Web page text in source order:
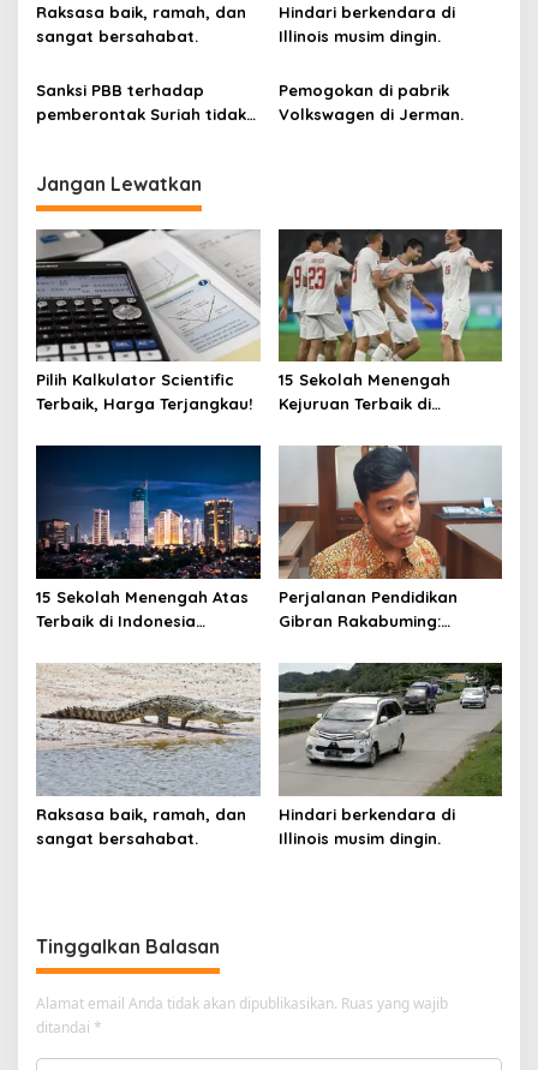
s
Raksasa baik, ramah, dan
sangat bersahabat.
Hindari berkendara di
Illinois musim dingin.
Sanksi PBB terhadap
pemberontak Suriah tidak
Pemogokan di pabrik
Volkswagen di Jerman.
Jangan Lewatkan
Pilih Kalkulator Scientific
Terbaik, Harga Terjangkau!
15 Sekolah Menengah
Kejuruan Terbaik di
Hasil Ujian Tulis Berbasis
Komputer
15 Sekolah Menengah Atas
Terbaik di Indonesia
Perjalanan Pendidikan
Gibran Rakabuming:
Raksasa baik, ramah, dan
sangat bersahabat.
Hindari berkendara di
Illinois musim dingin.
Tinggalkan Balasan
Alamat email Anda tidak akan dipublikasikan. Ruas yang wajib
ditandai *